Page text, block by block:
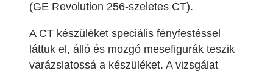
(GE Revolution 256-szeletes CT).
A CT készüléket speciális fényfestéssel
láttuk el, álló és mozgó mesefigurák teszik
varázslatossá a készüléket. A vizsgálat